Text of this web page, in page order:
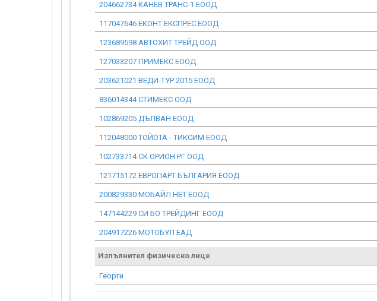
204662734 КАНЕВ ТРАНС-1 ЕООД
117047646 ЕКОНТ ЕКСПРЕС ЕООД
123689598 АВТОХИТ ТРЕЙД ООД
127033207 ПРИМЕКС ЕООД
203621021 ВЕДИ-ТУР 2015 ЕООД
836014344 СТИМЕКС ООД
102869205 ДЪЛВАН ЕООД
112048000 ТОЙОТА - ТИКСИМ ЕООД
102733714 СК ОРИОН РГ ООД
121715172 ЕВРОПАРТ БЪЛГАРИЯ ЕООД
200829330 МОБАЙЛ НЕТ ЕООД
147144229 СИ БО ТРЕЙДИНГ ЕООД
204917226 МОТОБУЛ ЕАД
Изпълнител физическо лице
Георги